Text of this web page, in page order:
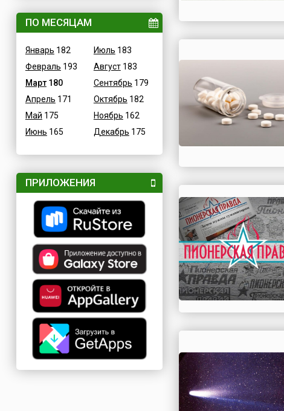
ПО МЕСЯЦАМ
Январь 182
Февраль 193
Март180
Апрель 171
Май 175
Июнь 165
Июль 183
Август183
Сентябрь 179
Октябрь 182
Ноябрь 162
Декабрь 175
ПРИЛОЖЕНИЯ